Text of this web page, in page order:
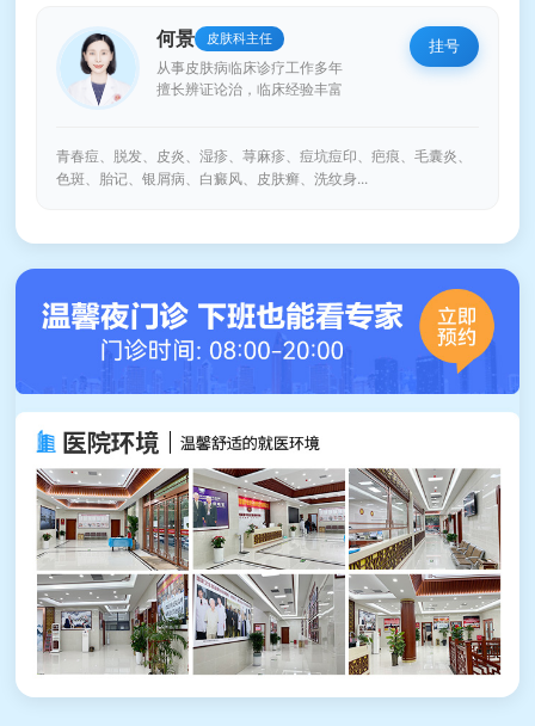
何景 皮肤科主任
从事皮肤病临床诊疗工作多年
擅长辨证论治，临床经验丰富
挂号
青春痘、脱发、皮炎、湿疹、荨麻疹、痘坑痘印、疤痕、毛囊炎、
色斑、胎记、银屑病、白癜风、皮肤癣、洗纹身...